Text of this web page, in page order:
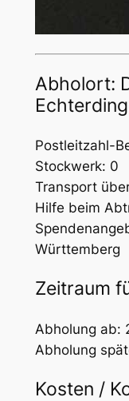
Abholort:
Postleitzahl-
Stockwerk: 0
Transport
Hilfe beim
Württemberg
Zeitraum
Abholung ab:
Abholung
Kosten /